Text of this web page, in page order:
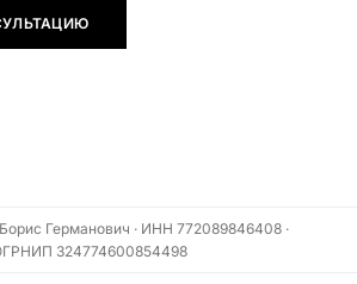
Германович · ИНН 772089846408 ·
324774600854498